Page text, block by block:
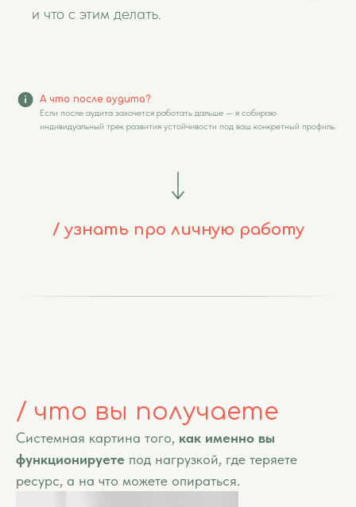
и что с этим делать.
А что после аудита?
Если после аудита захочется работать дальше — я собираю
индивидуальный трек развития устойчивости под ваш конкретный профиль.
/ узнать про личную работу
/ что вы получаете
Системная картина того, как именно вы
функционируете под нагрузкой, где теряете
ресурс, а на что можете опираться.